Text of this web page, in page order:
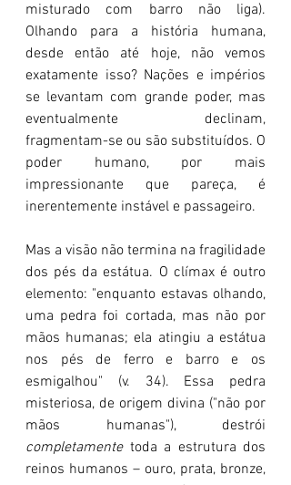
misturado com barro não liga).
Olhando para a história humana,
desde então até hoje, não vemos
exatamente isso? Nações e impérios
se levantam com grande poder, mas
eventualmente declinam,
fragmentam-se ou são substituídos. O
poder humano, por mais
impressionante que pareça, é
inerentemente instável e passageiro.
Mas a visão não termina na fragilidade
dos pés da estátua. O clímax é outro
elemento: "enquanto estavas olhando,
uma pedra foi cortada, mas não por
mãos humanas; ela atingiu a estátua
nos pés de ferro e barro e os
esmigalhou" (v. 34). Essa pedra
misteriosa, de origem divina ("não por
completamente toda a estrutura dos
reinos humanos – ouro, prata, bronze,